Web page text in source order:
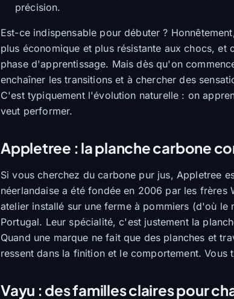
précision.
Est-ce indispensable pour débuter ?
plus économique et plus résistante aux chocs,
phase d'apprentissage. Mais dès qu'on
enchaîner les transitions et à chercher des
C'est typiquement l'évolution naturelle : on
veut performer.
Appletree : la planche carbone
Si vous cherchez du carbone pur jus, Appletree
néerlandaise a été fondée en 2006 par les
atelier installé sur une ferme à pommiers (d'où
Portugal. Leur spécialité, c'est justement la
Quand une marque ne fait que des planches et
ressent dans la finition et le comportement. Vous
Vayu : des familles claires pour